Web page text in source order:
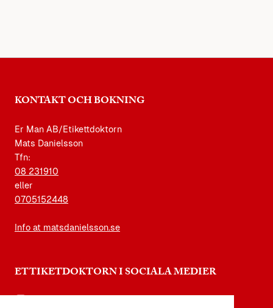
KONTAKT OCH BOKNING
Er Man AB/Etikettdoktorn
Mats Danielsson
Tfn:
08 231910
eller
0705152448
Info at matsdanielsson.se
ETTIKETDOKTORN I SOCIALA MEDIER